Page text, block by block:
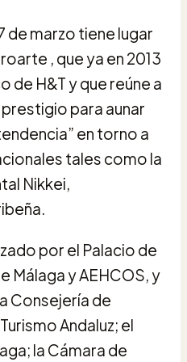
de marzo tiene lugar
, que ya en 2013
de H&T y que reúne a
para aunar
en torno a
tales como la
Nikkei,
por el Palacio de
Málaga y AEHCOS, y
Consejería de
Andaluz; el
la Cámara de